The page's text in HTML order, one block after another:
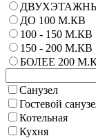
ДО 100 М.КВ
100 - 150 М.КВ
150 - 200 М.КВ
БОЛЕЕ 200
Санузел
Гостевой
Котельная
Кухня